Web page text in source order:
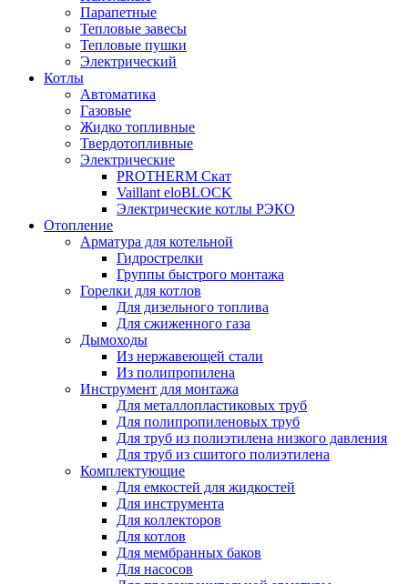
Парапетные
Тепловые завесы
Тепловые пушки
Электрический
Котлы
Автоматика
Газовые
Жидко топливные
Твердотопливные
Электрические
PROTHERM Скат
Vaillant eloBLOCK
Электрические котлы РЭКО
Отопление
Арматура для котельной
Гидрострелки
Группы быстрого монтажа
Горелки для котлов
Для дизельного топлива
Для сжиженного газа
Дымоходы
Из нержавеющей стали
Из полипропилена
Инструмент для монтажа
Для металлопластиковых труб
Для полипропиленовых труб
Для труб из полиэтилена низкого давления
Для труб из сшитого полиэтилена
Комплектующие
Для емкостей для жидкостей
Для инструмента
Для коллекторов
Для котлов
Для мембранных баков
Для насосов